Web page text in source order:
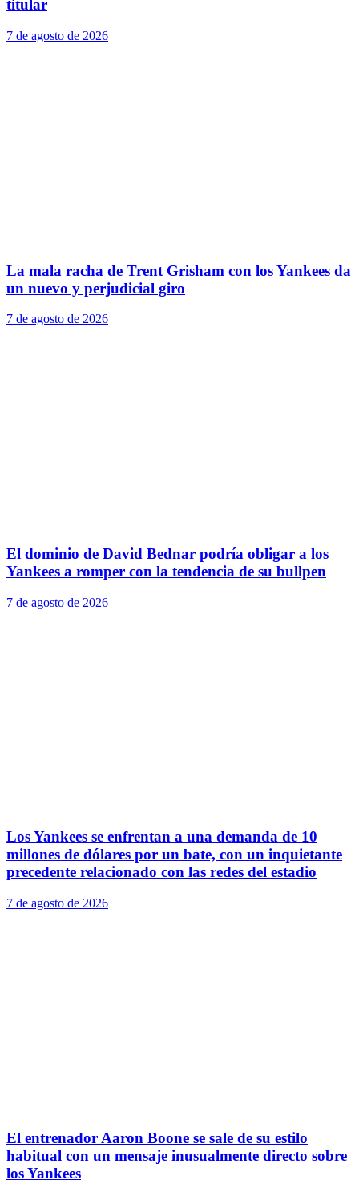
titular
7 de agosto de 2026
La mala racha de Trent Grisham con los Yankees da
un nuevo y perjudicial giro
7 de agosto de 2026
El dominio de David Bednar podría obligar a los
Yankees a romper con la tendencia de su bullpen
7 de agosto de 2026
Los Yankees se enfrentan a una demanda de 10
millones de dólares por un bate, con un inquietante
precedente relacionado con las redes del estadio
7 de agosto de 2026
El entrenador Aaron Boone se sale de su estilo
habitual con un mensaje inusualmente directo sobre
los Yankees